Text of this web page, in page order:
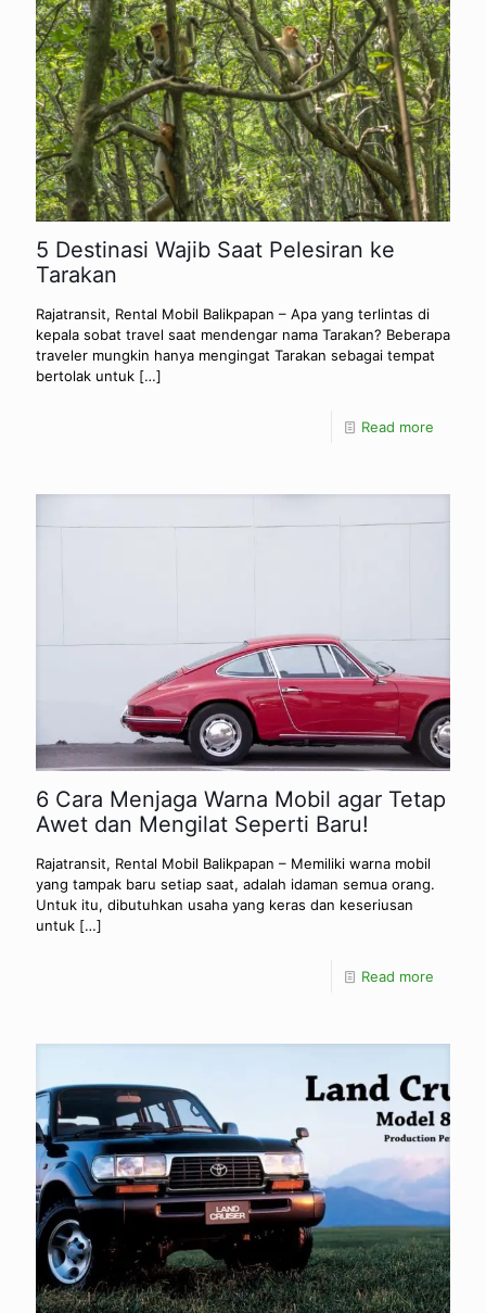
5 Destinasi Wajib Saat Pelesiran ke
Tarakan
Rajatransit, Rental Mobil Balikpapan – Apa yang terlintas di
kepala sobat travel saat mendengar nama Tarakan? Beberapa
traveler mungkin hanya mengingat Tarakan sebagai tempat
bertolak untuk […]
Read more
6 Cara Menjaga Warna Mobil agar Tetap
Awet dan Mengilat Seperti Baru!
Rajatransit, Rental Mobil Balikpapan – Memiliki warna mobil
yang tampak baru setiap saat, adalah idaman semua orang.
Untuk itu, dibutuhkan usaha yang keras dan keseriusan
untuk […]
Read more